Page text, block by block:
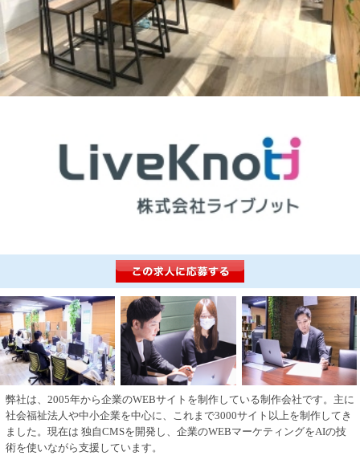
弊社は、2005年から企業のWEBサイトを制作している制作会社です。主に
社会福祉法人や中小企業を中心に、これまで3000サイト以上を制作してき
ました。現在は 独自CMSを開発し、企業のWEBマーケティングをAIの技
術を使いながら支援しています。